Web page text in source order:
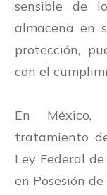
sensible de
almacena en
protección,
con el
En México,
tratamiento
Ley Federal
en Posesión